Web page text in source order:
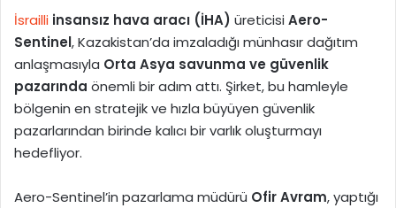
e
k
İsrailli insansız hava aracı (İHA) üreticisiAero-
Sentinel, Kazakistan’da imzaladığı münhasır dağıtım
anlaşmasıyla Orta Asya savunma ve güvenlik
pazarında önemli bir adım attı. Şirket, bu hamleyle
bölgenin en stratejik ve hızla büyüyen güvenlik
pazarlarından birinde kalıcı bir varlık oluşturmayı
hedefliyor.
Aero-Sentinel’in pazarlama müdürü Ofir Avram, yaptığı